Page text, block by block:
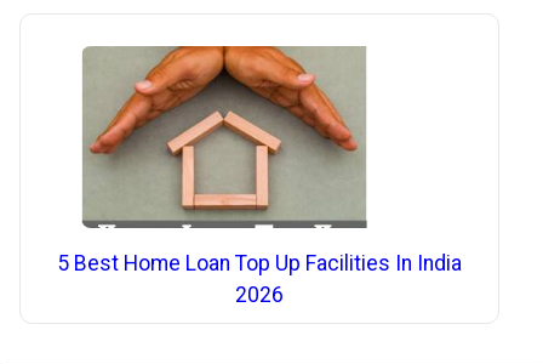
5 Best Home Loan Top Up Facilities In India
2026